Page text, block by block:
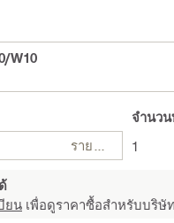
W10
จำนว
1
ยน เพื่อดูราคาซื้อสำหรับบริษัท